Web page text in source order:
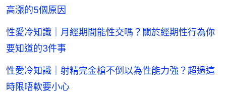
高漲的5個原因
性愛冷知識｜月經期間能性交嗎？關於經期性行為你
要知道的3件事
性愛冷知識｜射精完金槍不倒以為性能力強？超過這
時限唔軟要小心